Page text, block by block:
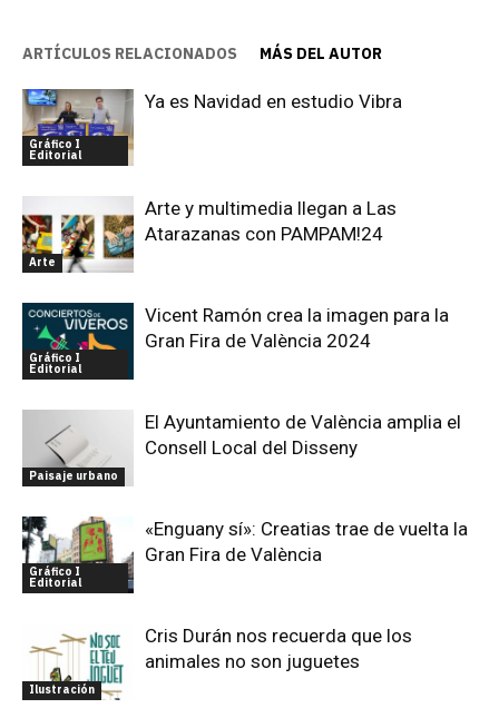
ARTÍCULOS RELACIONADOS MÁS DEL AUTOR
Gráfico I
Editorial
Ya es Navidad en estudio Vibra
Arte
Arte y multimedia llegan a Las
Atarazanas con PAMPAM!24
Gráfico I
Editorial
Vicent Ramón crea la imagen para la
Gran Fira de València 2024
Paisaje urbano
El Ayuntamiento de València amplia el
Consell Local del Disseny
Gráfico I
Editorial
«Enguany sí»: Creatias trae de vuelta la
Gran Fira de València
Ilustración
Cris Durán nos recuerda que los
animales no son juguetes